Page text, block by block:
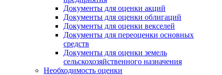
Документы для оценки акций
Документы для оценки облигаций
Документы для оценки векселей
Документы для переоценки основных
средств
Документы для оценки земель
сельскохозяйственного назначения
Необходимость оценки